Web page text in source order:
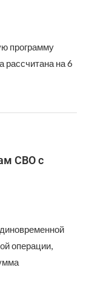
программу
рассчитана на 6
СВО с
операции,